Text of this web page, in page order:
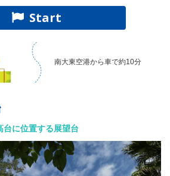
Start
南大東空港から車で約10分
台に位置する展望台